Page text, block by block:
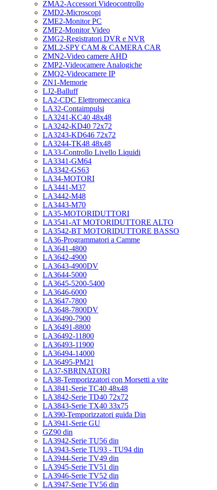
ZMA2-Accessori Videocontrollo
ZMD2-Microscopi
ZME2-Monitor PC
ZMF2-Monitor Video
ZMG2-Registratori DVR e NVR
ZML2-SPY CAM & CAMERA CAR
ZMN2-Video camere AHD
ZMP2-Videocamere Analogiche
ZMQ2-Videocamere IP
ZN1-Memorie
LJ2-Balluff
LA2-CDC Elettromeccanica
LA32-Contaimpulsi
LA3241-KC40 48x48
LA3242-KD40 72x72
LA3243-KD646 72x72
LA3244-TK48 48x48
LA33-Controllo Livello Liquidi
LA3341-GM64
LA3342-GS63
LA34-MOTORI
LA3441-M37
LA3442-M48
LA3443-M70
LA35-MOTORIDUTTORI
LA3541-AT MOTORIDUTTORE ALTO
LA3542-BT MOTORIDUTTORE BASSO
LA36-Programmatori a Camme
LA3641-4800
LA3642-4900
LA3643-4900DV
LA3644-5000
LA3645-5200-5400
LA3646-6000
LA3647-7800
LA3648-7800DV
LA36490-7900
LA36491-8800
LA36492-11800
LA36493-11900
LA36494-14000
LA36495-PM21
LA37-SBRINATORI
LA38-Temporizzatori con Morsetti a vite
LA3841-Serie TC40 48x48
LA3842-Serie TD40 72x72
LA3843-Serie TX40 33x75
LA390-Temporizzatori guida Din
LA3941-Serie GU
GZ90 din
LA3942-Serie TU56 din
LA3943-Serie TU93 - TU94 din
LA3944-Serie TV49 din
LA3945-Serie TV51 din
LA3946-Serie TV52 din
LA3947-Serie TV56 din